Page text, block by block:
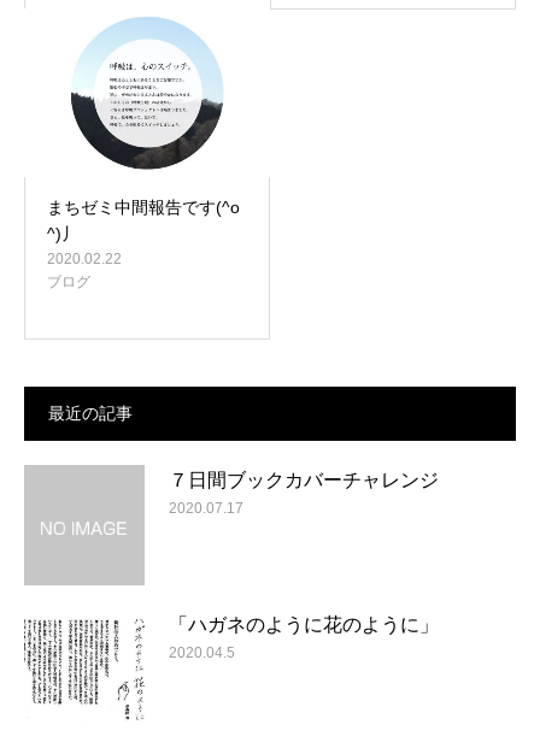
まちゼミ中間報告です(^o
^)丿
2020.02.22
ブログ
最近の記事
７日間ブックカバーチャレンジ
2020.07.17
「ハガネのように花のように」
2020.04.5